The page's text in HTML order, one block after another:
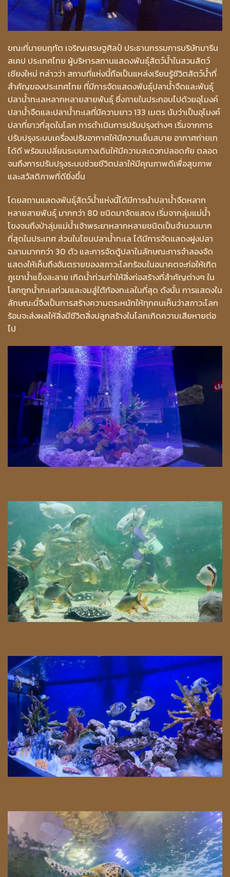
ขณะที่นายนฤทัต เจริญเศรษฐศิลป์ ประธานกรรมการบริษัทมารีน
สเคป ประเทศไทย ผู้บริหารสถานแสดงพันธุ์สัตว์น้ำในสวนสัตว์
เชียงใหม่ กล่าวว่า สถานที่แห่งนี้ถือเป็นแหล่งเรียนรู้ชีวิตสัตว์น้ำที่
สำคัญของประเทศไทย ที่มีการจัดแสดงพันธุ์ปลาน้ำจืดและพันธุ์
ปลาน้ำทะเลหลากหลายสายพันธุ์ ซึ่งภายในประกอบไปด้วยอุโมงค์
ปลาน้ำจืดและปลาน้ำทะเลที่มีความยาว 133 เมตร นับว่าเป็นอุโมงค์
ปลาที่ยาวที่สุดในโลก การดำเนินการปรับปรุงต่างๆ เริ่มจากการ
ปรับปรุงระบบเครื่องปรับอากาศให้มีความเย็นสบาย อากาศถ่ายเท
ได้ดี พร้อมเปลี่ยนระบบทางเดินให้มีความสะดวกปลอดภัย ตลอด
จนถึงการปรับปรุงระบบช่วยชีวิตปลาให้มีคุณภาพดีเพื่อสุขภาพ
และสวัสดิภาพที่ดียิ่งขึ้น
โดยสถานแสดงพันธุ์สัตว์น้ำแห่งนี้ได้มีการนำปลาน้ำจืดหลาก
หลายสายพันธุ์ มากกว่า 80 ชนิดมาจัดแสดง เริ่มจากลุ่มแม่น้ำ
โขงจนถึงป่าลุ่มแม่น้ำเจ้าพระยาหลากหลายชนิดเป็นจำนวนมาก
ที่สุดในประเทศ ส่วนในโซนปลาน้ำทะเล ได้มีการจัดแสดงฝูงปลา
ฉลามมากกว่า 30 ตัว และการจัดตู้ปลาในลักษณะการจำลองจัด
แสดงให้เห็นถึงอันตรายของสภาวะโลกร้อนในอนาคตจะก่อให้เกิด
ภูเขาน้ำแข็งละลาย เกิดน้ำท่วมทำให้สิ่งก่อสร้างที่สำคัญต่างๆ ใน
โลกถูกน้ำทะเลท่วมและจมสู่ใต้ท้องทะเลในที่สุด ดังนั้น การแสดงใน
ลักษณะนี้จึงเป็นการสร้างความตระหนักให้ทุกคนเห็นว่าสภาวะโลก
ร้อนจะส่งผลให้สิ่งมีชีวิตสิ่งปลูกสร้างในโลกเกิดความเสียหายต่อ
ไป